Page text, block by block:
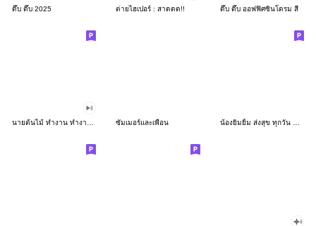
ดึ๊บ ดึ๊บ 2025 ต่ายไฮเปอร์ : สาดดด!! ดึ๊บ ดึ๊บ ออฟฟิศซินโดรม สี่
ซัมเมอร์และเพื่อน